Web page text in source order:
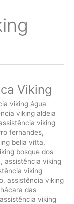
Viking
viking água
viking aldeia
viking
fernandes,
bella vitta,
bosque dos
, assistência viking
viking
, assistência viking
das
assistência viking